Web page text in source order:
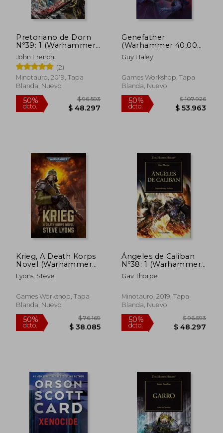
50%
dcto. $ 47.687
50%
dcto.
50%
dcto.
$ 165.628
$ 82.814
40%
dcto.
Pretoriano de Dorn
Nº39: 1 (Warhammer
the Horus Heresy)
John French
(2)
Minotauro, 2019, Tapa
Blanda, Nuevo
Genefather
(Warhammer 40,000)
(en Inglés)
Guy Haley
Games Workshop, Tapa
Blanda, Nuevo
Krieg, A Death Korps
Novel (Warhammer
40,000) (en Inglés)
Lyons, Steve
Games Workshop, Tapa
Blanda, Nuevo
Ángeles de Caliban
Nº38: 1 (Warhammer
the Horus Heresy)
Gav Thorpe
Minotauro, 2019, Tapa
Blanda, Nuevo